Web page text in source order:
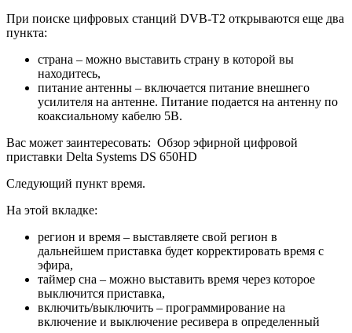
При поиске цифровых станций DVB-T2 открываются еще два
пункта:
страна – можно выставить страну в которой вы
находитесь,
питание антенны – включается питание внешнего
усилителя на антенне. Питание подается на антенну по
коаксиальному кабелю 5В.
Вас может заинтересовать: Обзор эфирной цифровой
приставки Delta Systems DS 650HD
Следующий пункт время.
На этой вкладке:
регион и время – выставляете свой регион в
дальнейшем приставка будет корректировать время с
эфира,
таймер сна – можно выставить время через которое
выключится приставка,
включить/выключить – программирование на
включение и выключение ресивера в определенный